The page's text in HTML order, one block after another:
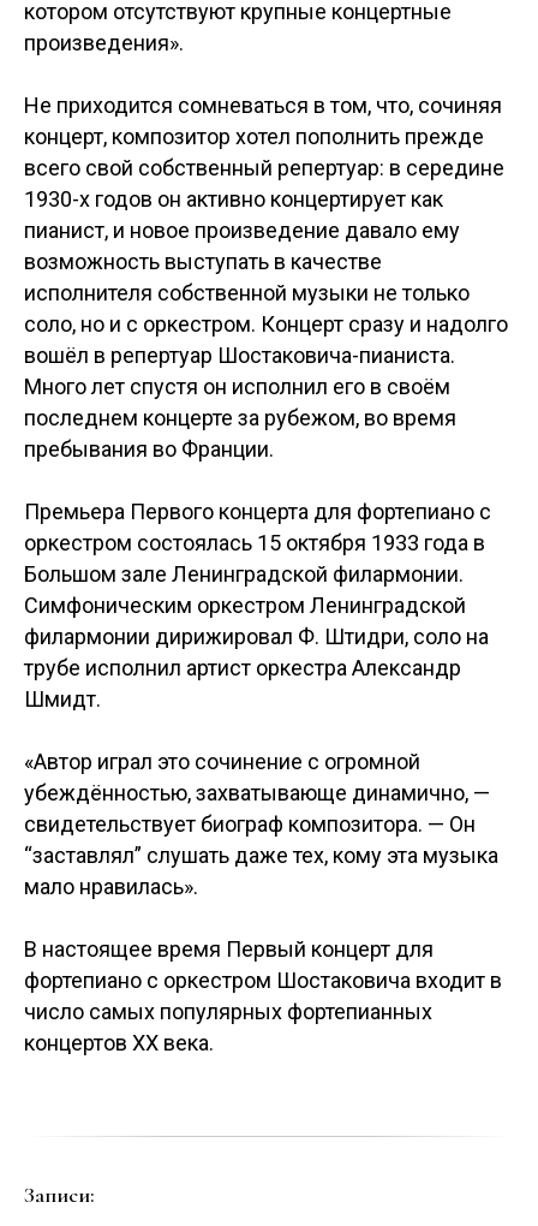
котором отсутствуют крупные концертные
произведения».
Не приходится сомневаться в том, что, сочиняя
концерт, композитор хотел пополнить прежде
всего свой собственный репертуар: в середине
1930-х годов он активно концертирует как
пианист, и новое произведение давало ему
возможность выступать в качестве
исполнителя собственной музыки не только
соло, но и с оркестром. Концерт сразу и надолго
вошёл в репертуар Шостаковича-пианиста.
Много лет спустя он исполнил его в своём
последнем концерте за рубежом, во время
пребывания во Франции.
Премьера Первого концерта для фортепиано с
оркестром состоялась 15 октября 1933 года в
Большом зале Ленинградской филармонии.
Симфоническим оркестром Ленинградской
филармонии дирижировал Ф. Штидри, соло на
трубе исполнил артист оркестра Александр
Шмидт.
«Автор играл это сочинение с огромной
убеждённостью, захватывающе динамично, —
свидетельствует биограф композитора. — Он
“заставлял” слушать даже тех, кому эта музыка
мало нравилась».
В настоящее время Первый концерт для
фортепиано с оркестром Шостаковича входит в
число самых популярных фортепианных
концертов ХХ века.
Записи: